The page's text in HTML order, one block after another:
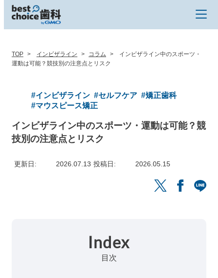
TOP インビザライン コラム
インビザライン中のスポーツ・
運動は可能？競技別の注意点とリスク
#インビザライン #セルフケア #矯正歯科
#マウスピース矯正
インビザライン中のスポーツ・運動は可能？競
技別の注意点とリスク
更新日 2026.07.13 投稿日 2026.05.15
Index
目次